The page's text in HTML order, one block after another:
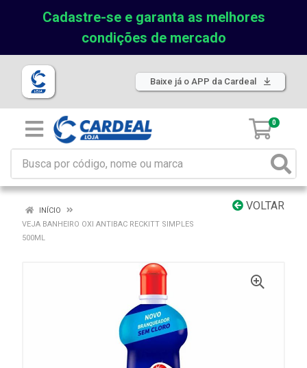
Cadastre-se e garanta as melhores
condições de mercado
Baixe já o APP da Cardeal
0
VOLTAR
INÍCIO
VEJA BANHEIRO OXI ANTIBAC RECKITT SIMPLES
500ML